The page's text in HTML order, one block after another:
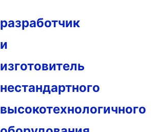
разработчик
и
изготовитель
нестандартного
высокотехнологичного